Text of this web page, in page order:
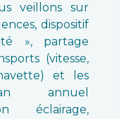
veillons sur
dispositif
», partage
(vitesse,
et les
annuel
éclairage,